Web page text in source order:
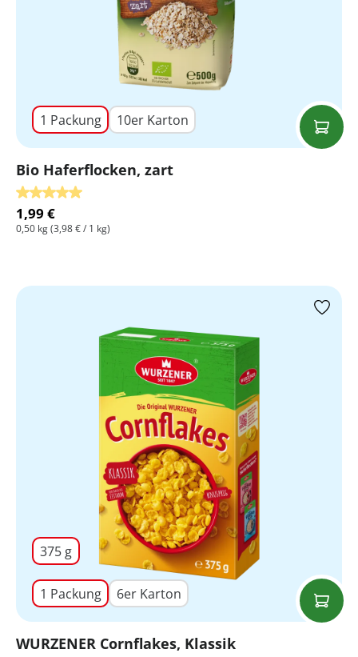
1 Packung 10er Karton
Bio Haferflocken, zart
Durchschnittliche Bewertung von 5 von 5 Sternen
1,99 €
0,50 kg(3,98 € / 1 kg)
375 g
1 Packung 6er Karton
WURZENER Cornflakes, Klassik